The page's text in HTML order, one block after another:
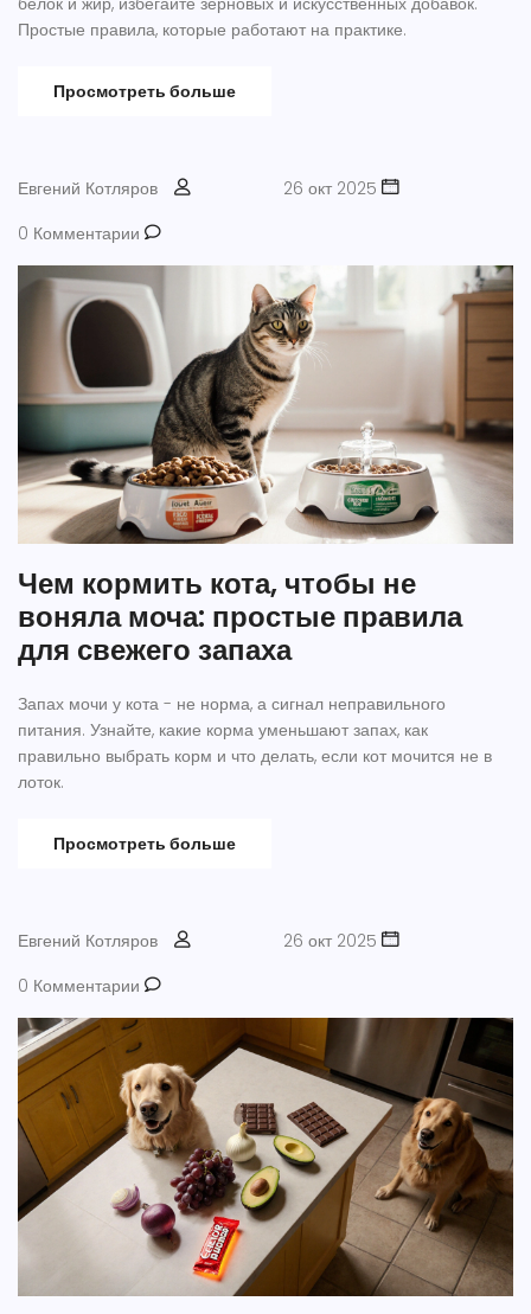
Простые правила, которые работают на практике.
Просмотреть больше
Евгений Котляров
26 окт 2025
0 Комментарии
Чем кормить кота, чтобы не
воняла моча: простые правила
для свежего запаха
Запах мочи у кота - не норма, а сигнал неправильного
питания. Узнайте, какие корма уменьшают запах, как
правильно выбрать корм и что делать, если кот мочится не в
лоток.
Просмотреть больше
Евгений Котляров
26 окт 2025
0 Комментарии